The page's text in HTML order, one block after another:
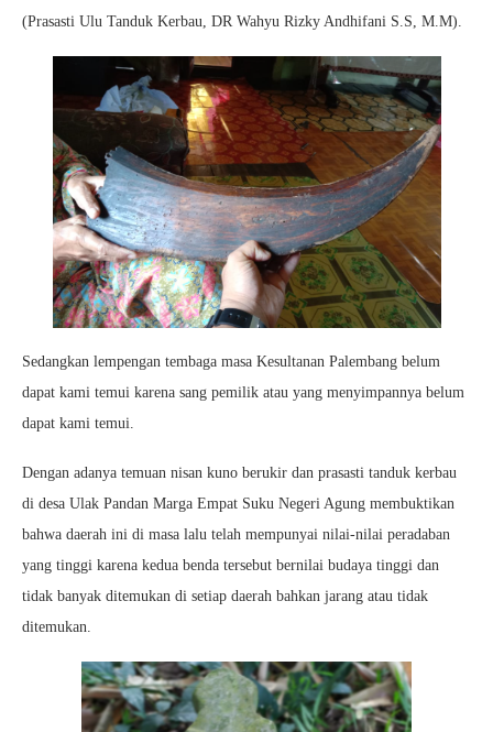
(Prasasti Ulu Tanduk Kerbau, DR Wahyu Rizky Andhifani S.S, M.M).
Sedangkan lempengan tembaga masa Kesultanan Palembang belum
dapat kami temui karena sang pemilik atau yang menyimpannya belum
dapat kami temui.
Dengan adanya temuan nisan kuno berukir dan prasasti tanduk kerbau
di desa Ulak Pandan Marga Empat Suku Negeri Agung membuktikan
bahwa daerah ini di masa lalu telah mempunyai nilai-nilai peradaban
yang tinggi karena kedua benda tersebut bernilai budaya tinggi dan
tidak banyak ditemukan di setiap daerah bahkan jarang atau tidak
ditemukan.